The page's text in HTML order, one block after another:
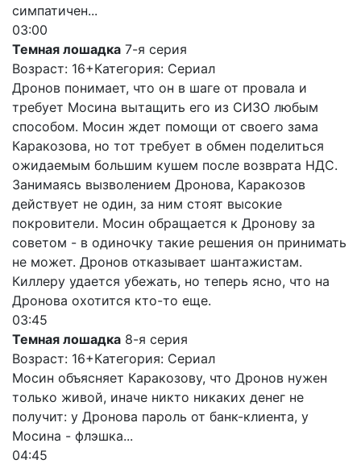
симпатичен...
03:00
Темная лошадка 7-я серия
Возраст: 16+Категория: Сериал
Дронов понимает, что он в шаге от провала и
требует Мосина вытащить его из СИЗО любым
способом. Мосин ждет помощи от своего зама
Каракозова, но тот требует в обмен поделиться
ожидаемым большим кушем после возврата НДС.
Занимаясь вызволением Дронова, Каракозов
действует не один, за ним стоят высокие
покровители. Мосин обращается к Дронову за
советом - в одиночку такие решения он принимать
не может. Дронов отказывает шантажистам.
Киллеру удается убежать, но теперь ясно, что на
Дронова охотится кто-то еще.
03:45
Темная лошадка 8-я серия
Возраст: 16+Категория: Сериал
Мосин объясняет Каракозову, что Дронов нужен
только живой, иначе никто никаких денег не
получит: у Дронова пароль от банк-клиента, у
Мосина - флэшка...
04:45